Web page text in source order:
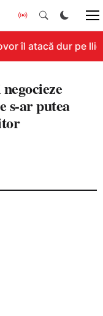
îl atacă dur pe
s-ar putea